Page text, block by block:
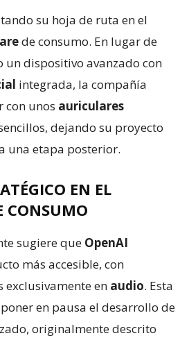
su hoja de ruta en el
de consumo. En lugar de
un dispositivo avanzado con
integrada, la compañía
unos auriculares
dejando su proyecto
una etapa posterior.
EN EL
CONSUMO
sugiere que OpenAI
más accesible, con
exclusivamente en audio. Esta
en pausa el desarrollo de
originalmente descrito